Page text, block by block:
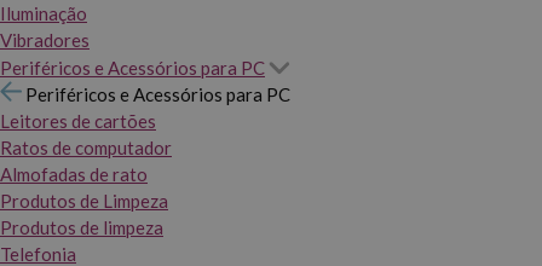
Iluminação
Vibradores
Periféricos e Acessórios para PC
Periféricos e Acessórios para PC
Leitores de cartões
Ratos de computador
Almofadas de rato
Produtos de Limpeza
Produtos de limpeza
Telefonia